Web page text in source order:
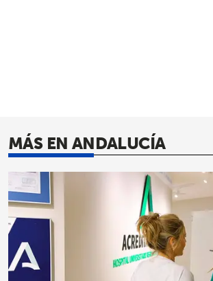
MÁS EN ANDALUCÍA